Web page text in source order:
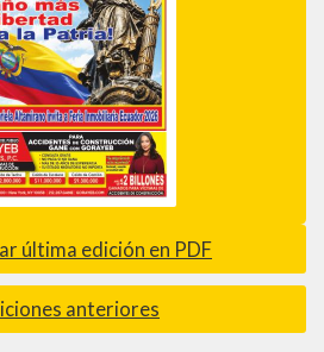
última edición en PDF
anteriores